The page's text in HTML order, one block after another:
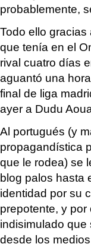
probablemente,
Todo ello
que tenía en el
rival cuatro días
aguantó una
final de liga
ayer a Dudu
Al portugués (y
propagandística
que le rodea) se
blog palos hasta
identidad por su
prepotente, y por
indisimulado
desde los